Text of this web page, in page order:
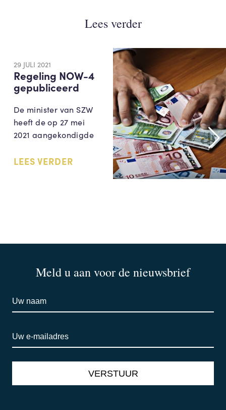
Lees verder
29 JULI 2021
Regeling NOW-4
gepubliceerd
De minister van SZW
heeft de op 27 mei
2021 aangekondigde
LEES VERDER
Meld u aan voor de nieuwsbrief